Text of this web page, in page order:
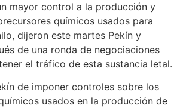
mayor control a la producción y
químicos usados para
dijeron este martes Pekín y
de una ronda de negociaciones
el tráfico de esta sustancia letal.
de imponer controles sobre los
usados en la producción de